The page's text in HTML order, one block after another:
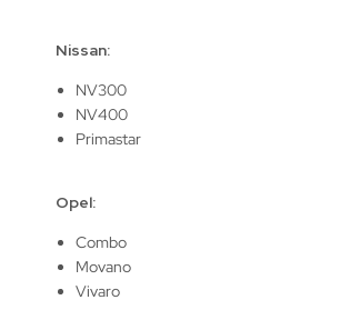
Nissan:
NV300
NV400
Primastar
Opel:
Combo
Movano
Vivaro